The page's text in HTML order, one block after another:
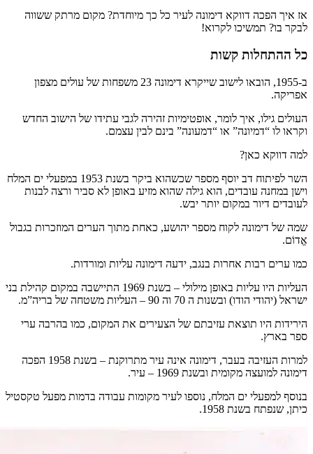
אז איך הפכה דווקא דימונה לעיר כל כך מיוחדת? מקום מרתק ששווה
לבקר בו? תמשיכו לקרוא!
כל ההתחלות קשות
ב-1955, הובאו לישוב שייקרא דימונה 23 משפחות של עולים מצפון
אפריקה.
העולים גילו, איך לומר, אופטימיות זהירה לגבי עתידו של הישוב החדש
וקראו לו “דמיונה” או “דמעונה” בינם לבין עצמם.
למה דווקא כאן?
השר לפיתוח דב יוסף מספר שכשהוא ביקר בשנת 1953 במפעלי ים המלח
וישן במחנה עובדים, הוא גילה שהוא מזיע באופן לא סביר ורצה לבנות
לעובדים דיור במקום יותר יבש.
שמה של דימונה לקוח מספר יהושע, כאחת מתוך הערים המוזכרות בגבול
אֱדוֹם.
כמו ערים רבות אחרות בנגב, ידעה דימונה עליות ומורדות.
העליות היו עליות באופן מילולי – בשנת 1969 התיישבה במקום קהילת בני
ישראל (יהודי הודו) ובשנות ה 70 וה 90 – העליות משטחה של בריה”מ.
הירידות היו תוצאת עזיבתם של הצעירים את המקום, כמו בהרבה ערי
ספר בארץ.
למרות העזיבה בעבר, דימונה אינה עיר מתרוקנת – בשנת 1958 הפכה
דימונה למועצה מקומית ובשנת 1969 – עיר.
בנוסף למפעלי ים המלח, נוספו לעיר מקומות עבודה בדמות מפעל טקסטיל
כיתן, שנפתח בשנת 1958.